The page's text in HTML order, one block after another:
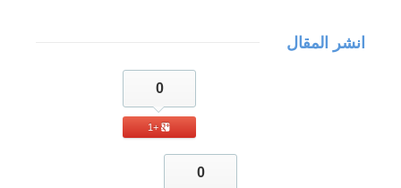
انشر المقال
0
+1
0